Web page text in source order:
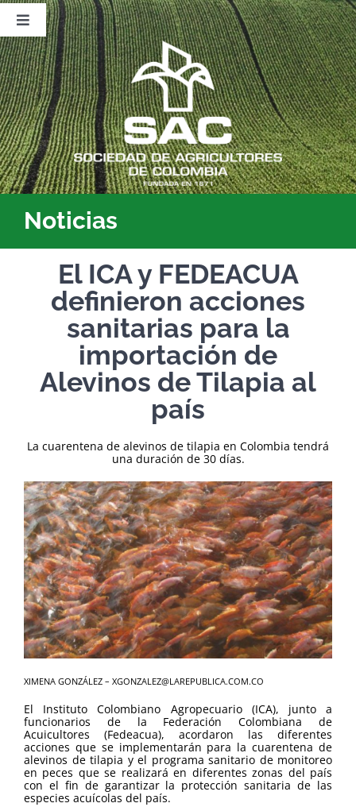
Saltar
contenido
Toggle
Navigation
Nosotros
Publicaciones
Sala de Prensa
Eventos
Noticias
El ICA y FEDEACUA
definieron acciones
sanitarias para la
importación de
Alevinos de Tilapia al
país
La cuarentena de alevinos de tilapia en Colombia tendrá
una duración de 30 días.
XIMENA GONZÁLEZ – XGONZALEZ@LAREPUBLICA.COM.CO
El Instituto Colombiano Agropecuario (ICA), junto a
funcionarios de la Federación Colombiana de
Acuicultores (Fedeacua), acordaron las diferentes
acciones que se implementarán para la cuarentena de
alevinos de tilapia y el programa sanitario de monitoreo
en peces que se realizará en diferentes zonas del país
con el fin de garantizar la protección sanitaria de las
especies acuícolas del país.